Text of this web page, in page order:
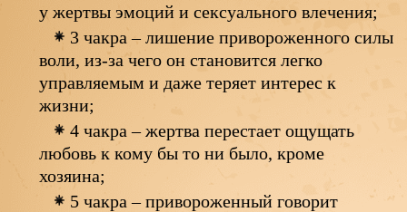
у жертвы эмоций и сексуального влечения;
3 чакра – лишение привороженного силы
воли, из-за чего он становится легко
управляемым и даже теряет интерес к
жизни;
4 чакра – жертва перестает ощущать
любовь к кому бы то ни было, кроме
хозяина;
5 чакра – привороженный говорит